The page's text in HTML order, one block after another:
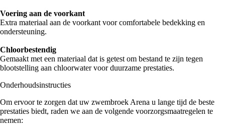
Voering aan de voorkant
Extra materiaal aan de voorkant voor comfortabele bedekking en
ondersteuning.
Chloorbestendig
Gemaakt met een materiaal dat is getest om bestand te zijn tegen
blootstelling aan chloorwater voor duurzame prestaties.
Onderhoudsinstructies
Om ervoor te zorgen dat uw zwembroek Arena u lange tijd de beste
prestaties biedt, raden we aan de volgende voorzorgsmaatregelen te
nemen: